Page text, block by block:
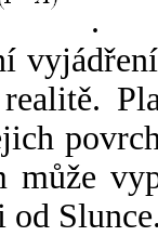
.
může
od Slunce.